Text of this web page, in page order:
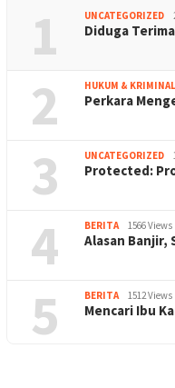
1 UNCATEGORIZED
Diduga
2 HUKUM & KRIMINAL
Perkara
3 UNCATEGORIZED
Protected:
4 BERITA 1566 Views
Alasan Banjir,
5 BERITA 1512 Views
Mencari Ibu